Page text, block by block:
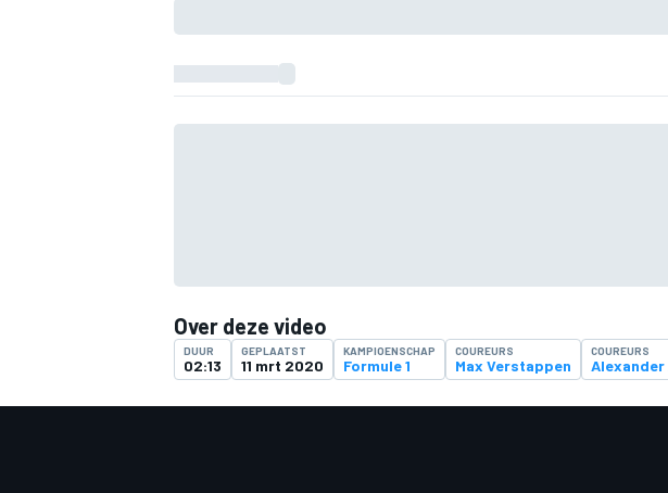
Over deze video
DUUR
02:13
GEPLAATST
11 mrt 2020
KAMPIOENSCHAP
Formule 1
COUREURS
Max Verstappen
COUREURS
Alexander